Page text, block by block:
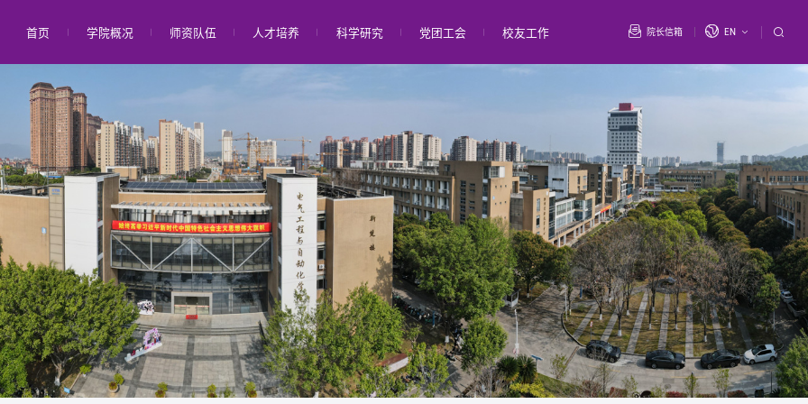
首页 学院概况 师资队伍 人才培养 科学研究 党团工会 校友工作 院长信箱 EN